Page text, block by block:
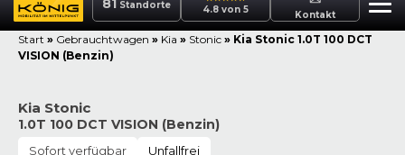
81 Standorte 4.8 von 5 Kontakt
Start » Gebrauchtwagen » Kia » Stonic » Kia Stonic 1.0T 100 DCT
VISION (Benzin)
Kia Stonic
1.0T 100 DCT VISION (Benzin)
Sofort verfügbar Unfallfrei